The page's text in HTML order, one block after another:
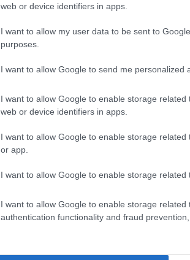
web or device identifiers in apps.
I want to allow my user data to be sent to
purposes.
I want to allow Google to send me personalized
I want to allow Google to enable storage related
web or device identifiers in apps.
I want to allow Google to enable storage
or app.
I want to allow Google to enable storage related
I want to allow Google to enable storage related
authentication functionality and fraud